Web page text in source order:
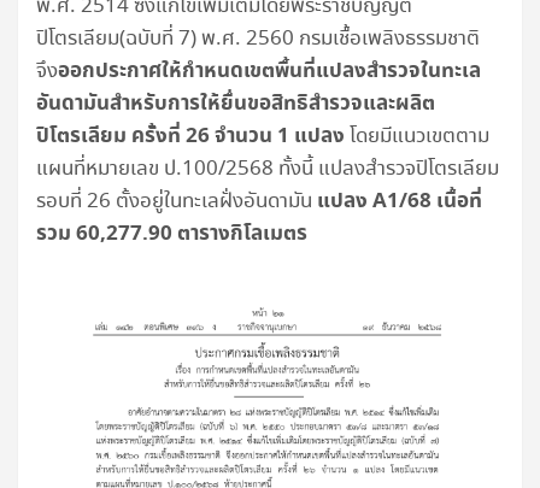
พ.ศ. 2514 ซึ่งแก้ไขเพิ่มเติมโดยพระราชบัญญัติ
ปิโตรเลียม(ฉบับที่ 7) พ.ศ. 2560 กรมเชื้อเพลิงธรรมชาติ
จึงออกประกาศให้กำหนดเขตพื้นที่แปลงสำรวจในทะเล
อันดามันสำหรับการให้ยื่นขอสิทธิสำรวจและผลิต
ปิโตรเลียม ครั้งที่ 26 จำนวน 1 แปลง โดยมีแนวเขตตาม
แผนที่หมายเลข ป.100/2568 ทั้งนี้ แปลงสำรวจปิโตรเลียม
รอบที่ 26 ตั้งอยู่ในทะเลฝั่งอันดามัน แปลง A1/68 เนื้อที่
รวม 60,277.90 ตารางกิโลเมตร